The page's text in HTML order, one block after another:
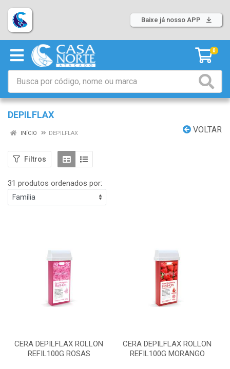
Baixe já nosso APP
0
DEPILFLAX
VOLTAR
INÍCIO DEPILFLAX
Filtros
31 produtos ordenados por:
CERA DEPILFLAX ROLLON
REFIL100G ROSAS
CERA DEPILFLAX ROLLON
REFIL100G MORANGO